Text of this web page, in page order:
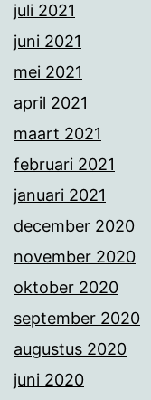
juli 2021
juni 2021
mei 2021
april 2021
maart 2021
februari 2021
januari 2021
december 2020
november 2020
oktober 2020
september 2020
augustus 2020
juni 2020